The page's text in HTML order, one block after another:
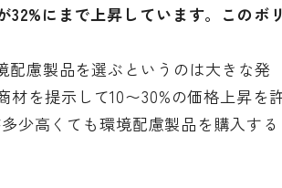
にまで上昇しています。このボ
配慮製品を選ぶというのは大きな発
を提示して10〜30%の価格上昇を
少高くても環境配慮製品を購入する